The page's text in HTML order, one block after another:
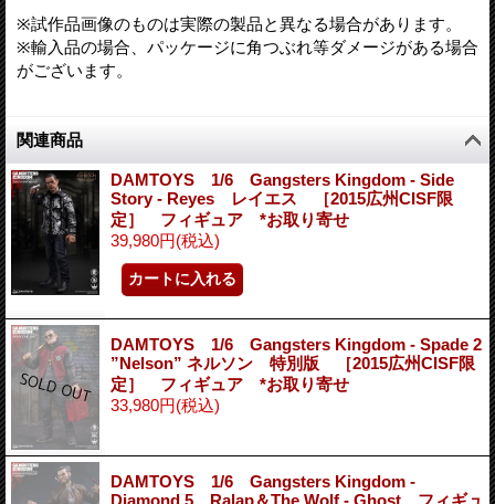
※試作品画像のものは実際の製品と異なる場合があります。
※輸入品の場合、パッケージに角つぶれ等ダメージがある場合
がございます。
関連商品
DAMTOYS 1/6 Gangsters Kingdom - Side
Story - Reyes レイエス ［2015広州CISF限
定］ フィギュア *お取り寄せ
39,980円(税込)
DAMTOYS 1/6 Gangsters Kingdom - Spade 2
”Nelson” ネルソン 特別版 ［2015広州CISF限
定］ フィギュア *お取り寄せ
33,980円(税込)
DAMTOYS 1/6 Gangsters Kingdom -